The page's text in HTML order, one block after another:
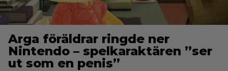
Arga föräldrar ringde ner
Nintendo – spelkaraktären ”ser
ut som en penis”